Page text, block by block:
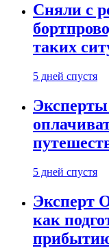
Сняли с
таких
5 дней спустя
Эксперты
5 дней спустя
Эксперт
как